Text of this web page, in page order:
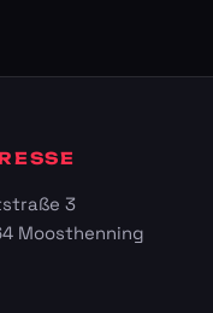
3
Moosthenning